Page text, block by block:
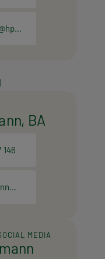
markus.schnabl@hpt.at
BA
146
matthias.hubmann@hpt.at
MEDIA